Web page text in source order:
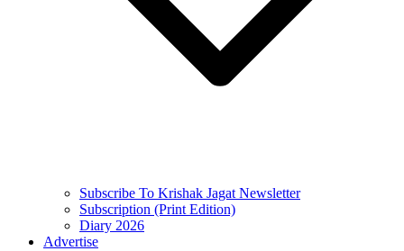
Subscribe To Krishak Jagat Newsletter
Subscription (Print Edition)
Diary 2026
Advertise